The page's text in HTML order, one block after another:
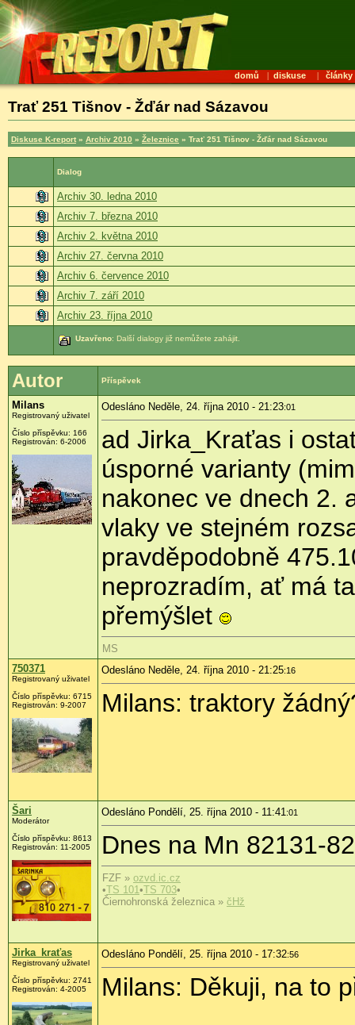
domů | diskuse | články
Trať 251 Tišnov - Žďár nad Sázavou
Diskuse K-report » Archiv 2010 » Železnice » Trať 251 Tišnov - Žďár nad Sázavou
Dialog
Archiv 30. ledna 2010
Archiv 7. března 2010
Archiv 2. května 2010
Archiv 27. června 2010
Archiv 6. července 2010
Archiv 7. září 2010
Archiv 23. října 2010
Uzavřeno: Další dialogy již nemůžete zahájit.
Autor Příspěvek
Milans
Registrovaný uživatel
Číslo příspěvku: 166
Registrován: 6-2006
Odesláno Neděle, 24. října 2010 - 21:23:01
ad Jirka_Kraťas i
úsporné varianty
nakonec ve dnech 2.
vlaky ve stejném
pravděpodobně
neprozradím, ať má
přemýšlet
MS
750371
Registrovaný uživatel
Číslo příspěvku: 6715
Registrován: 9-2007
Odesláno Neděle, 24. října 2010 - 21:25:16
Milans: traktory
Šari
Moderátor
Číslo příspěvku: 8613
Registrován: 11-2005
Odesláno Pondělí, 25. října 2010 - 11:41:01
Dnes na Mn 82131-
FZF » ozvd.ic.cz
•TS 101•TS 703•
Čiernohronská železnica » čHž
Jirka_kraťas
Registrovaný uživatel
Číslo příspěvku: 2741
Registrován: 4-2005
Odesláno Pondělí, 25. října 2010 - 17:32:56
Milans: Děkuji, na to